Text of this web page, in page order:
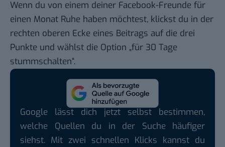
Wenn du von einem deiner Facebook-Freunde für
einen Monat Ruhe haben möchtest, klickst du in der
rechten oberen Ecke eines Beitrags auf die drei
Punkte und wählst die Option „für 30 Tage
stummschalten“.
Google lässt dich jetzt selbst bestimmen,
welche Quellen du in der Suche häufiger
siehst. Mit zwei schnellen Klicks kannst du